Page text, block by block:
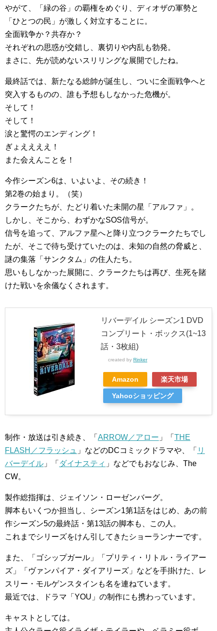
やがて、「緑の谷」の覇権をめぐり、ディオザの軍勢と
「ひとつの民」が激しく対立することに。
全面戦争か？共存か？
それぞれの思惑が交錯し、裏切りや内乱も勃発。
まさに、先が読めないスリリングな展開でしたね。
最終話では、新たなる総帥が誕生し、ついに全面戦争へと
突入するものの、誰も予想もしなかった危機が。
そして！
そして！
涙と驚愕のエンディング！
ぎょええええ！
また会えんことを！
今作シーズン6は、いよいよ、その続き！
第2巻の始まり。（笑）
クラークたちが、たどり着いた未開の星「アルファ」。
しかし、そこから、わずかなSOS信号が。
信号を追って、アルファ星へと降り立つクラークたちでし
たが、そこで待ち受けていたのは、未知の自然の脅威と、
謎の集落「サンクタム」の住人たち。
思いもしなかった展開に、クラークたちは再び、生死を賭
けた戦いを余儀なくされます。
リバーデイル シーズン1 DVD
コンプリート・ボックス(1~13
話・3枚組)
created by Rinker
Amazon 楽天市場
Yahooショッピング
制作・放送は引き続き、「 ARROW／アロー 」「 THE
FLASH／フラッシュ 」などのDCコミックドラマや、「 リ
バーデイル 」「 ダイナスティ 」などでもおなじみ、The
CW。
製作総指揮は、ジェイソン・ローゼンバーグ。
脚本もいくつか担当し、シーズン1第1話をはじめ、あの前
作シーズン5の最終話・第13話の脚本も、この人。
これまでシリーズをけん引してきたショーランナーです。
また、「ゴシップガール」「プリティ・リトル・ライアー
ズ」「ヴァンパイア・ダイアリーズ」などを手掛けた、レ
スリー・モルゲンスタインも名を連ねています。
最近では、ドラマ「YOU」の制作にも携わっています。
キャストとしては。